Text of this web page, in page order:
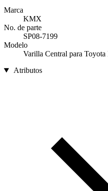
Marca
KMX
No. de parte
SP08-7199
Modelo
Varilla Central para
Atributos